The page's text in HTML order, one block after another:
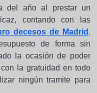
del año al prestar un
contando con las
decesos de Madrid .
de forma sin
la ocasión de poder
la gratuidad en todo
ningún tramite para